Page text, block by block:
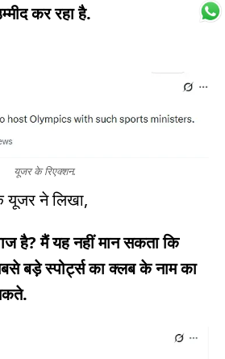
कर रहा है.
यूजर के रिएक्शन.
यूजर ने लिखा,
है? मैं यह नहीं मान सकता कि
बड़े स्पोर्ट्स का क्लब के नाम का